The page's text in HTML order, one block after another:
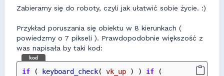
Zabieramy się do roboty, czyli jak ułatwić sobie życie. :)
Przykład poruszania się obiektu w 8 kierunkach (
powiedzmy o 7 pikseli ). Prawdopodobnie większość z
was napisała by taki kod:
kod
if ( keyboard_check( vk_up ) ) if